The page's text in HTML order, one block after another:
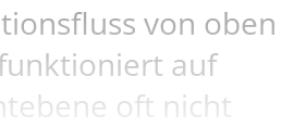
von oben
auf
oft nicht